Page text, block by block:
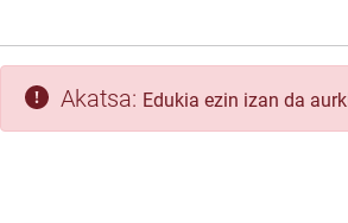
Akatsa: Edukia ezin izan da